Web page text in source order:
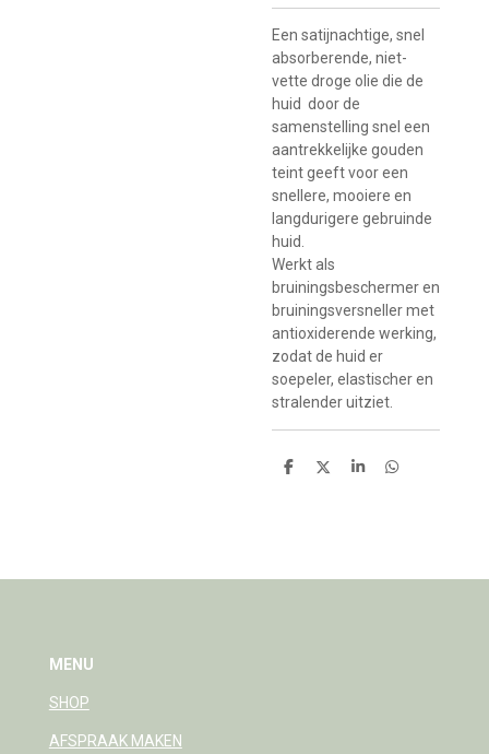
Een satijnachtige, snel
absorberende, niet-
vette droge olie die de
huid door de
samenstelling snel een
aantrekkelijke gouden
teint geeft vooreen
snellere, mooiere en
langdurigere gebruinde
huid.
Werkt als
bruiningsbeschermer en
bruiningsversneller met
antioxiderende werking,
zodat de huid er
soepeler, elastischer en
stralender uitziet.
D
D
S
D
MENU
SHOP
AFSPRAAK MAKEN